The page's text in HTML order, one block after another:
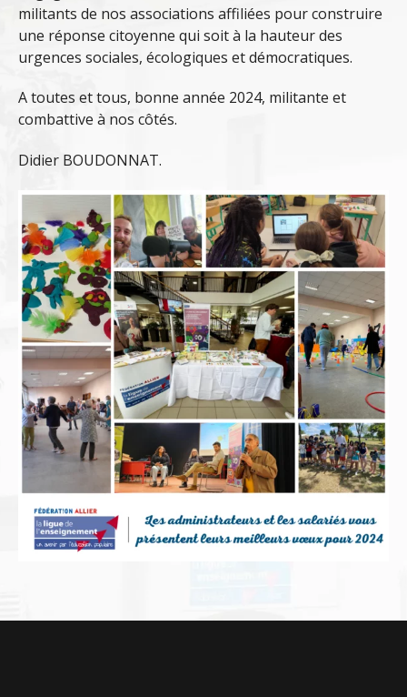
militants de nos associations affiliées pour construire
une réponse citoyenne qui soit à la hauteur des
urgences sociales, écologiques et démocratiques.
A toutes et tous, bonne année 2024, militante et
combattive à nos côtés.
Didier BOUDONNAT.